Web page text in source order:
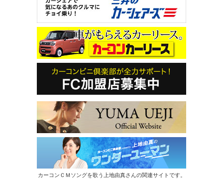
カーコンＣＭソングを歌う上地由真さんの関連サイトです。